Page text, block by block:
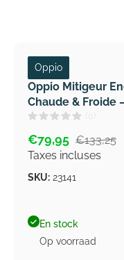
Oppio
Oppio Mitigeur
Chaude & Froide
€79,95 €133,25
Taxes incluses
SKU: 23141
En stock
Op voorraad